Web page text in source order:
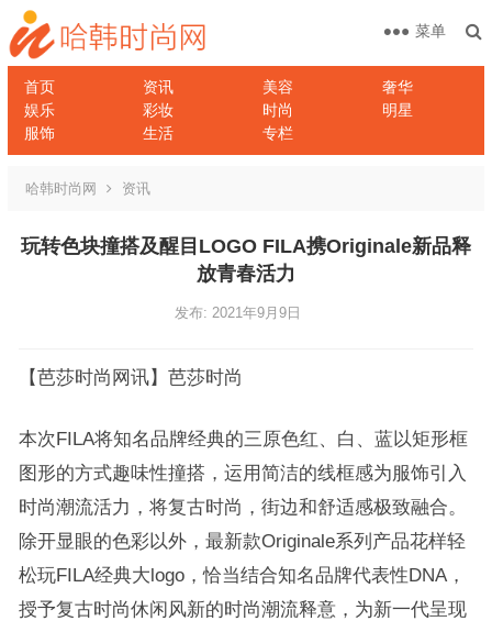
首页 资讯 美容
奢华
娱乐
彩妆 时尚
明星
服饰
生活 专栏
菜单
哈韩时尚网 资讯
玩转色块撞搭及醒目LOGO FILA携Originale新品释
放青春活力
发布: 2021年9月9日
【芭莎时尚网讯】芭莎时尚
本次FILA将知名品牌经典的三原色红、白、蓝以矩形框
图形的方式趣味性撞搭，运用简洁的线框感为服饰引入
时尚潮流活力，将复古时尚，街边和舒适感极致融合。
除开显眼的色彩以外，最新款Originale系列产品花样轻
松玩FILA经典大logo，恰当结合知名品牌代表性DNA，
授予复古时尚休闲风新的时尚潮流释意，为新一代呈现